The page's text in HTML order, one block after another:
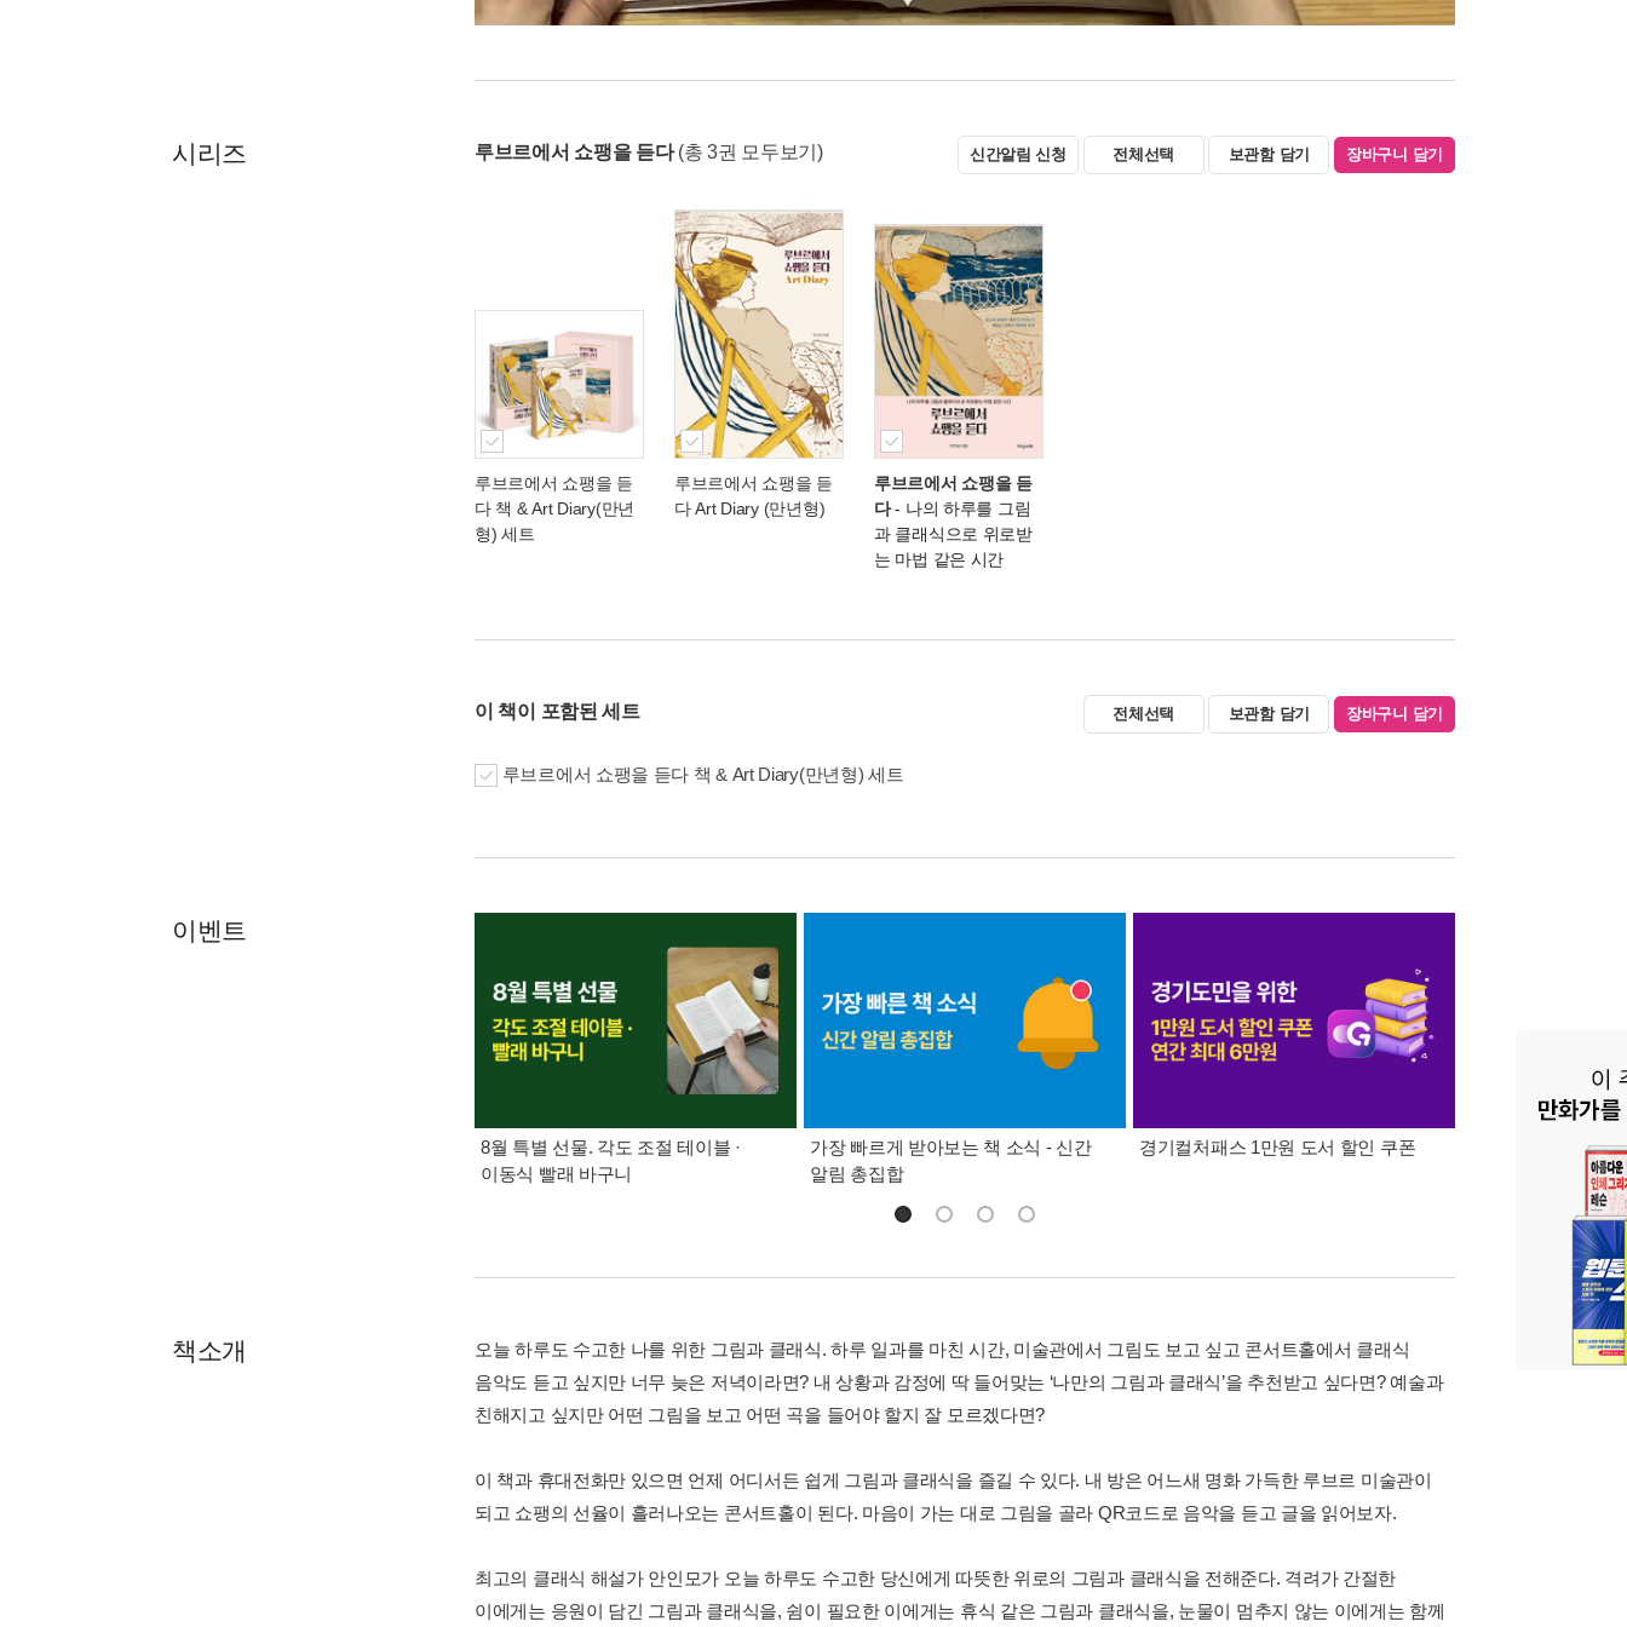
시리즈 루브르에서 쇼팽을 듣다 (총 3권 모두보기) 신간알림 신청 전체선택 보관함 담기 장바구니 담기
루브르에서 쇼팽을 듣
다 책 & Art Diary(만년
형) 세트
루브르에서 쇼팽을 듣
다 Art Diary (만년형)
루브르에서 쇼팽을 듣
다- 나의 하루를 그림
과 클래식으로 위로받
는 마법 같은 시간
이 책이 포함된 세트 전체선택 보관함 담기 장바구니 담기
루브르에서 쇼팽을 듣다 책 & Art Diary(만년형) 세트
이벤트
8월 특별 선물. 각도 조절 테이블 ·
이동식 빨래 바구니
가장 빠르게 받아보는 책 소식 - 신간
알림 총집합
경기컬처패스 1만원 도서 할인 쿠폰 삼성카드가 쏜다! 알
책소개
오늘 하루도 수고한 나를 위한 그림과 클래식. 하루 일과를 마친 시간, 미술관에서 그림도 보고 싶고 콘서트홀에서 클래식
음악도 듣고 싶지만 너무 늦은 저녁이라면? 내 상황과 감정에 딱 들어맞는 ‘나만의 그림과 클래식’을 추천받고 싶다면? 예술과
친해지고 싶지만 어떤 그림을 보고 어떤 곡을 들어야 할지 잘 모르겠다면?
이 책과 휴대전화만 있으면 언제 어디서든 쉽게 그림과 클래식을 즐길 수 있다. 내 방은 어느새 명화 가득한 루브르 미술관이
되고 쇼팽의 선율이 흘러나오는 콘서트홀이 된다. 마음이 가는 대로 그림을 골라 QR코드로 음악을 듣고 글을 읽어보자.
최고의 클래식 해설가 안인모가 오늘 하루도 수고한 당신에게 따뜻한 위로의 그림과 클래식을 전해준다. 격려가 간절한
이에게는 응원이 담긴 그림과 클래식을, 쉼이 필요한 이에게는 휴식 같은 그림과 클래식을, 눈물이 멈추지 않는 이에게는 함께